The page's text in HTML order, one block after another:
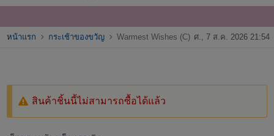
หน้าแรก กระเช้าของขวัญ Warmest Wishes (C) ศ., 7 ส.ค. 2026 21:54
สินค้าชิ้นนี้ไม่สามารถซื้อได้แล้ว